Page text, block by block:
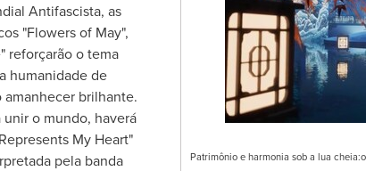
Patrimônio e harmonia sob a lua
Antifascista, as
"Flowers of May",
reforçarão o tema
humanidade de
amanhecer brilhante.
o mundo, haverá
My Heart"
pela banda